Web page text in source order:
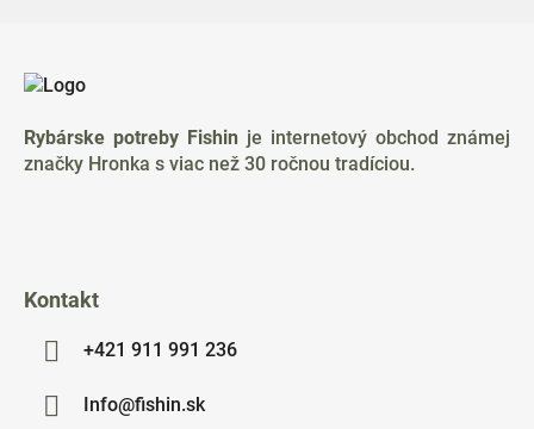
Rybárske potreby Fishin je internetový obchod známej
značky Hronka s viac než 30 ročnou tradíciou.
Kontakt
+421 911 991 236
Info@fishin.sk